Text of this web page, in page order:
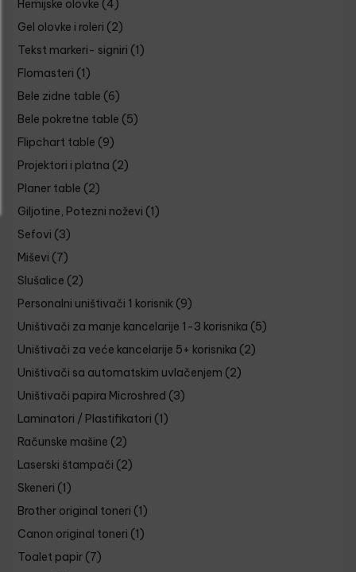
Hemijske olovke (4)
Gel olovke i roleri (2)
Tekst markeri- signiri (1)
Flomasteri (1)
Bele zidne table (6)
Bele pokretne table (5)
Flipchart table (9)
Projektori i platna (2)
Planer table (2)
Giljotine, Potezni noževi (1)
Sefovi (3)
Miševi (7)
Slušalice (2)
Personalni uništivači 1 korisnik (9)
Uništivači za manje kancelarije 1-3 korisnika (5)
Uništivači za veće kancelarije 5+ korisnika (2)
Uništivači sa automatskim uvlačenjem (2)
Uništivači papira Microshred (3)
Laminatori / Plastifikatori (1)
Računske mašine (2)
Laserski štampači (2)
Skeneri (1)
Brother original toneri (1)
Canon original toneri (1)
Toalet papir (7)